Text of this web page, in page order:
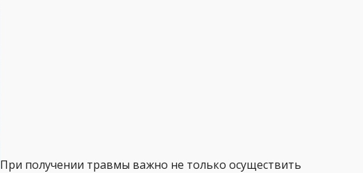
При получении травмы важно не только осуществить